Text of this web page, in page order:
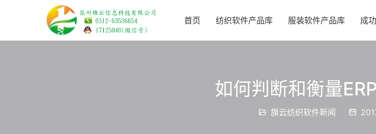
首页 纺织软件产品库 服装软件产品库 成
如何判断和衡量
旗云纺织软件新闻